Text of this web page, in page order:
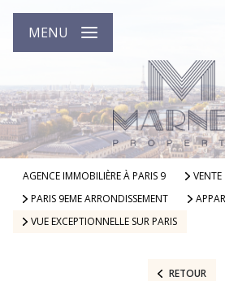
MENU
AGENCE IMMOBILIÈRE À PARIS 9 VENTE
PARIS 9EME ARRONDISSEMENT
VUE EXCEPTIONNELLE SUR PARIS
RETOUR